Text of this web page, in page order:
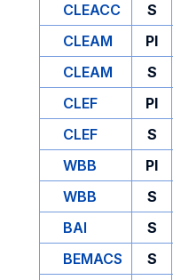
CLEACC
S
CLEAM
PI
CLEAM
S
CLEF
PI
CLEF
S
WBB
PI
WBB
S
BAI
S
BEMACS
S